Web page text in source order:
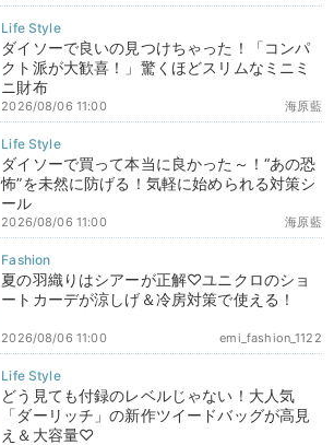
ダイソーで良いの見つけちゃった！「コンパ
クト派が大歓喜！」驚くほどスリムなミニミ
ニ財布
海原藍
2026/08/06 11:00
ダイソーで買って本当に良かった～！“あの恐
怖”を未然に防げる！気軽に始められる対策シ
ール
海原藍
2026/08/06 11:00
夏の羽織りはシアーが正解♡ユニクロのショ
ートカーデが涼しげ＆冷房対策で使える！
emi_fashion_1122
2026/08/06 11:00
どう見ても付録のレベルじゃない！大人気
「ダーリッチ」の新作ツイードバッグが高見
え＆大容量♡